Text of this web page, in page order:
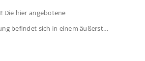
Die hier angebotene
befindet sich in einem äußerst